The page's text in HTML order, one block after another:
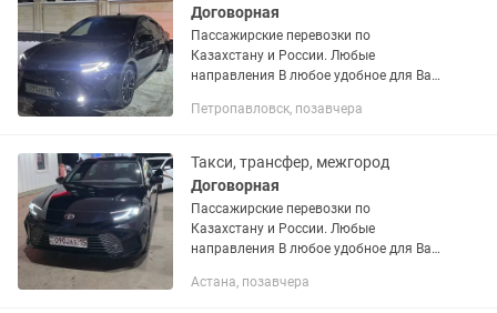
Договорная
Пассажирские перевозки по
Казахстану и России. Любые
направления В любое удобное для Вас
мест Омск, Исилькуль, Петухово,
Петропавловск, позавчера
Такси, трансфер, межгород
Договорная
Пассажирские перевозки по
Казахстану и России. Любые
направления В любое удобное для Вас
мест Омск, Исилькуль, Петухово,
Астана, позавчера